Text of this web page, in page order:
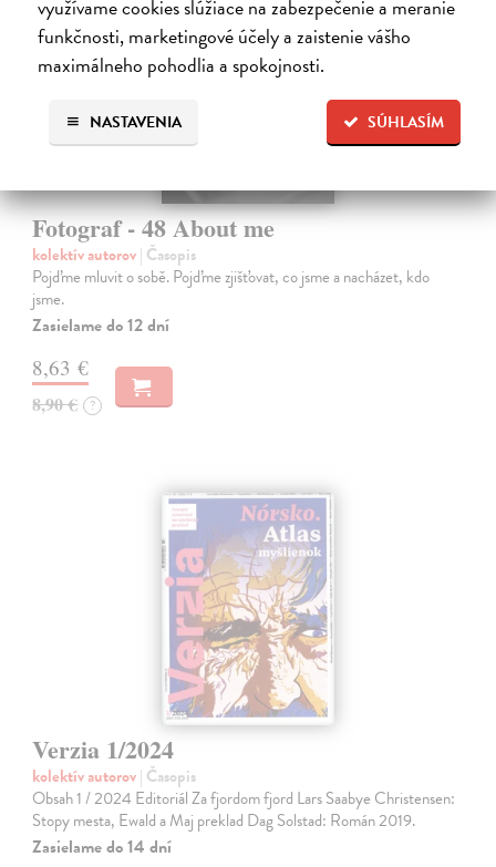
využívame cookies slúžiace na zabezpečenie a meranie
funkčnosti, marketingové účely a zaistenie vášho
maximálneho pohodlia a spokojnosti.
SÚHLASÍM
NASTAVENIA
Fotograf - 48 About me
kolektív autorov| Časopis
Pojďme mluvit o sobě. Pojďme zjišťovat, co jsme a nacházet, kdo
jsme.
Zasielame do 12 dní
8,63 €
8,90 € ?
Verzia 1/2024
kolektív autorov| Časopis
Obsah 1 / 2024 Editoriál Za fjordom fjord Lars Saabye Christensen:
Stopy mesta, Ewald a Maj preklad Dag Solstad: Román 2019.
Zasielame do 14 dní